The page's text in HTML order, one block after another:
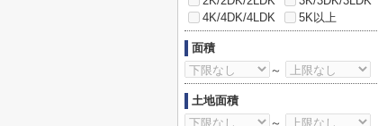
4K/4DK/4LDK
5K以上
面積
～
土地面積
～